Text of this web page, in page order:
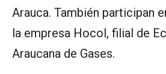
Arauca. También participan
la empresa Hocol, filial de
Araucana de Gases.